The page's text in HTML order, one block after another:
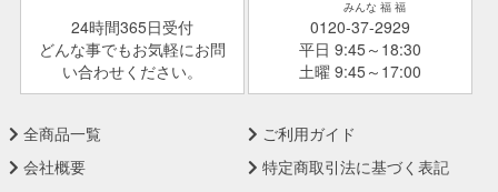
24時間365日受付
どんな事でもお気軽にお問
い合わせください。
みんな 福 福
0120-37-2929
平日 9:45～18:30
土曜 9:45～17:00
全商品一覧
ご利用ガイド
会社概要
特定商取引法に基づく表記